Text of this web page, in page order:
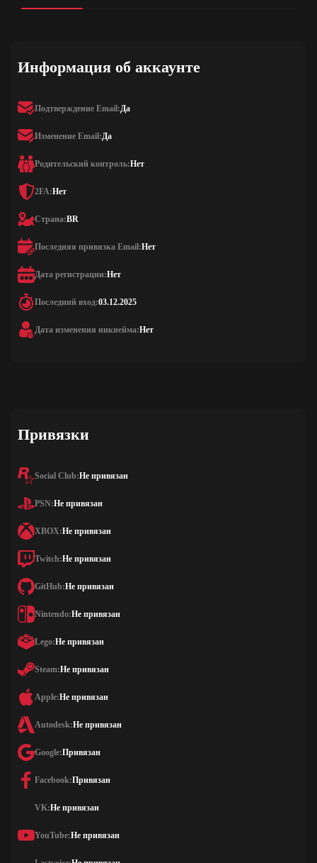
Информация об аккаунте
Подтверждение Email:Да
Изменение Email:Да
Родительский контроль:Нет
2FA:Нет
Страна:BR
Последняя привязка Email:Нет
Дата регистрации:Нет
Последний вход:03.12.2025
Дата изменения никнейма:Нет
Привязки
Social Club:Не привязан
PSN:Не привязан
XBOX:Не привязан
Twitch:Не привязан
GitHub:Не привязан
Nintendo:Не привязан
Lego:Не привязан
Steam:Не привязан
Apple:Не привязан
Autodesk:Не привязан
Google:Привязан
Facebook:Привязан
VK:Не привязан
YouTube:Не привязан